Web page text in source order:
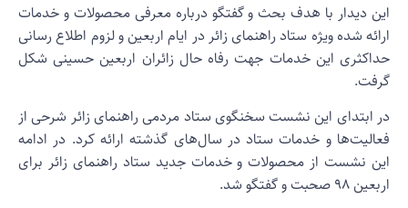
دیدار با هدف بحث و گفتگو درباره معرفی محصولات و خدمات
شده ویژه ستاد راهنمای زائر در ایام اربعین و لزوم اطلاع رسانی
این خدمات جهت رفاه حال زائران اربعین حسینی شکل
ابتدای این نشست سخنگوی ستاد مردمی راهنمای زائر شرحی از
و خدمات ستاد در سال‌های گذشته ارائه کرد. در ادامه
نشست از محصولات و خدمات جدید ستاد راهنمای زائر برای
۹۸ صحبت و گفتگو شد.